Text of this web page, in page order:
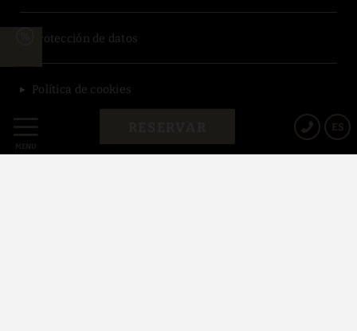
MENÚ
ES
Protección de datos
Política de cookies